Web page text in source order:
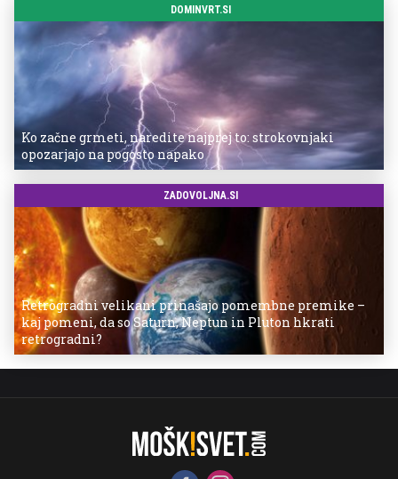
DOMINVRT.SI
Ko začne grmeti, naredite najprej to: strokovnjaki
opozarjajo na pogosto napako
ZADOVOLJNA.SI
Retrogradni velikani prinašajo pomembne premike –
kaj pomeni, da so Saturn, Neptun in Pluton hkrati
retrogradni?